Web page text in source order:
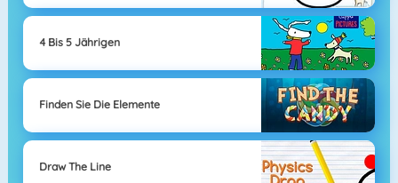
4 Bis 5 Jährigen
Finden Sie Die Elemente
Draw The Line